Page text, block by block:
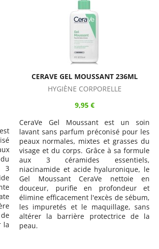
le
et
la
CERAVE CRÈME MOUSSANTE
NETTOYANTE HYDRATANTE 236ML
CeraVe Crème Moussante Nettoyante
Hydratante est un soin qui démaquille
efficacement, nettoie en douceur et
hydrate tout en respectant la barrière
protectrice des peaux normales à
sèches du visage. Grâce à sa formule
aux 3 céramides essentiels, acide
hyaluronique et acides aminés, la
Crème Moussante Nettoyante
Hydratante CeraVe élimine les
impuretés, la pollution et même le